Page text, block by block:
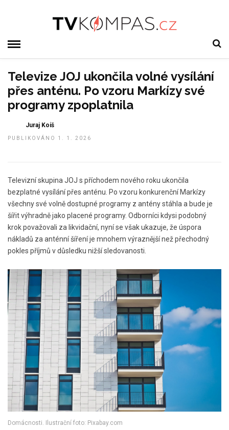
Televize JOJ ukončila volné vysílání
přes anténu. Po vzoru Markízy své
programy zpoplatnila
Juraj Koiš
PUBLIKOVÁNO 1. 1. 2026
Televizní skupina JOJ s příchodem nového roku ukončila
bezplatné vysílání přes anténu. Po vzoru konkurenční Markízy
všechny své volně dostupné programy z antény stáhla a bude je
šířit výhradně jako placené programy. Odborníci kdysi podobný
krok považovali za likvidační, nyní se však ukazuje, že úspora
nákladů za anténní šíření je mnohem výraznější než přechodný
pokles příjmů v důsledku nižší sledovanosti.
Domácnosti. Ilustrační foto: Pixabay.com